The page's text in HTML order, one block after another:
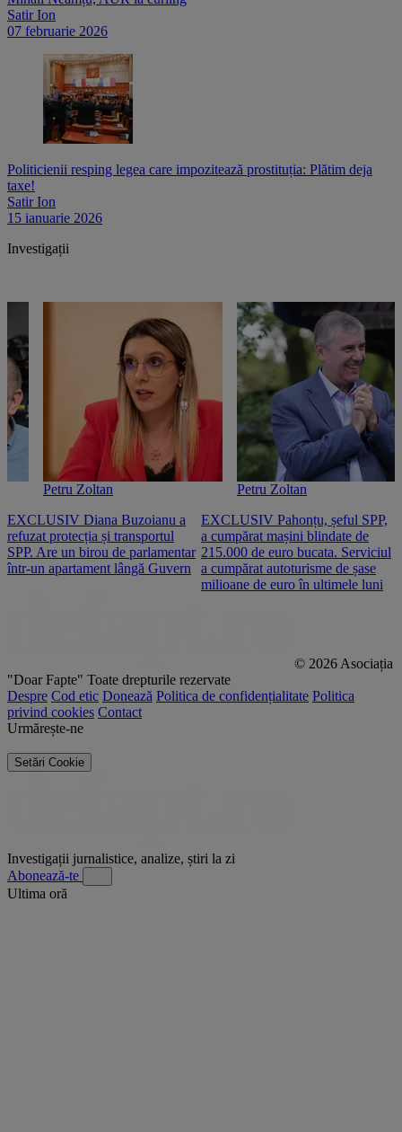
Satir Ion
07 februarie 2026
Politicienii resping legea care impozitează prostituția: Plătim deja
taxe!
Satir Ion
15 ianuarie 2026
Investigații
Petru Zoltan
EXCLUSIV Diana Buzoianu a
refuzat protecția și transportul
SPP. Are un birou de parlamentar
într-un apartament lângă Guvern
Petru Zoltan
EXCLUSIV Pahonțu, șeful SPP,
a cumpărat mașini blindate de
215.000 de euro bucata. Serviciul
a cumpărat autoturisme de șase
milioane de euro în ultimele luni
© 2026 Asociația
"Doar Fapte" Toate drepturile rezervate
Despre Cod etic Donează Politica de confidențialitate Politica
privind cookies Contact
Urmărește-ne
Setări Cookie
Investigații jurnalistice, analize, știri la zi
Abonează-te
Ultima oră